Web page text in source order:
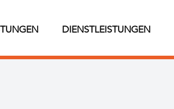
DIENSTLEISTUNGEN